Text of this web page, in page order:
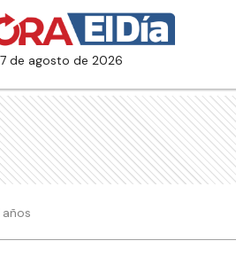
de agosto de 2026